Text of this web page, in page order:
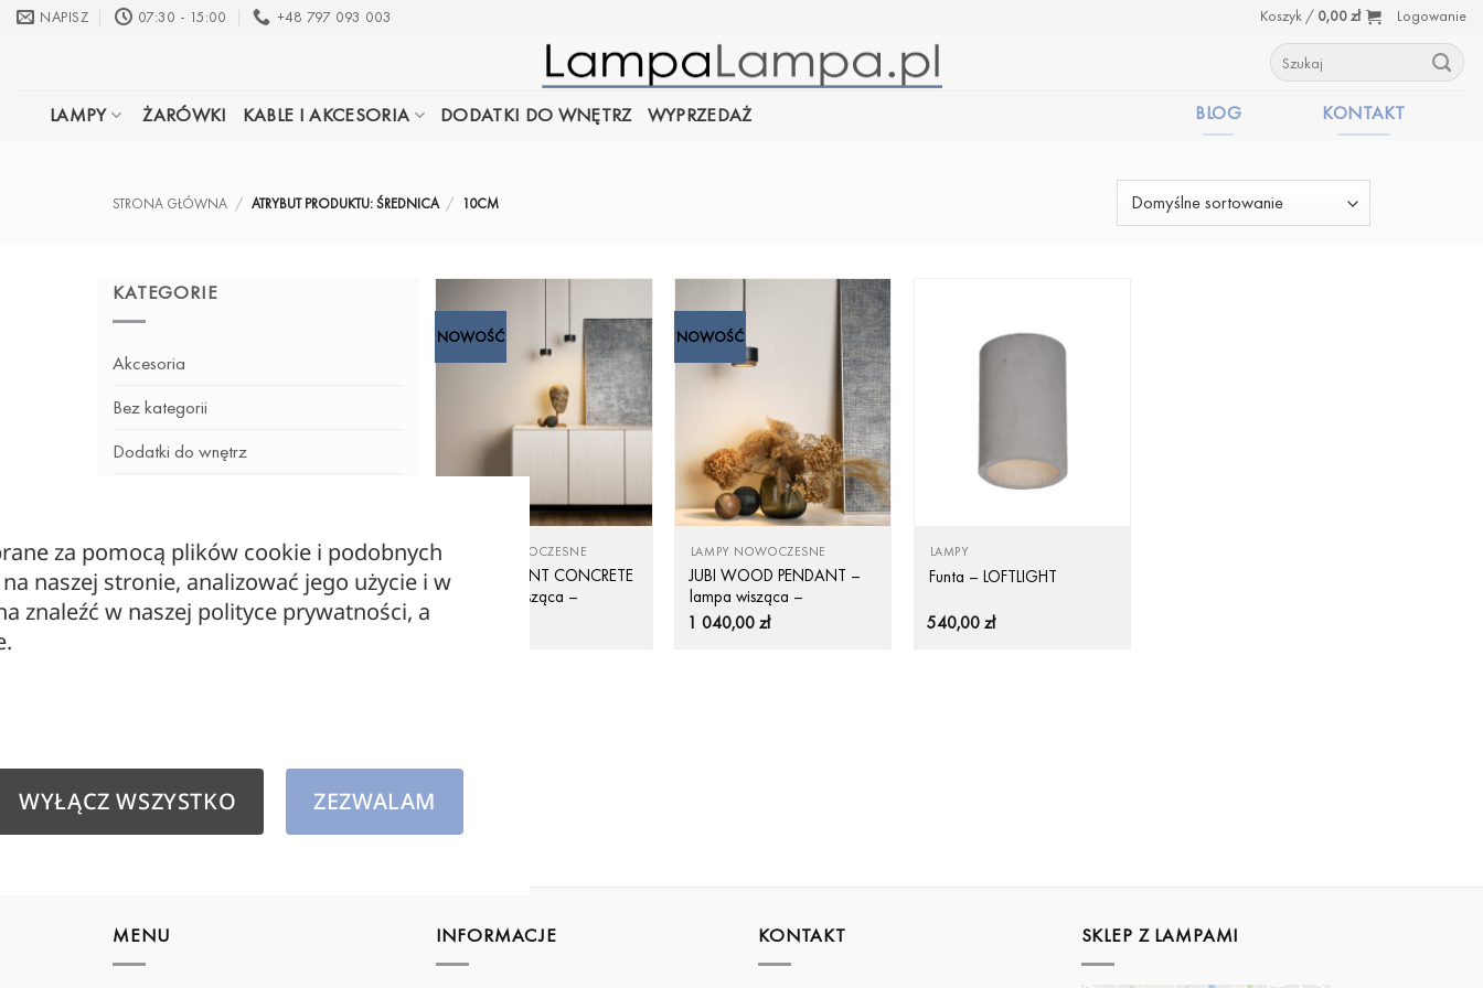
PrzewińNAPISZ 07:30 - 15:00 +48 797 093 003 Koszyk / 0,00zł
Logowanie
Szukaj:
LAMPY ŻARÓWKI KABLE I AKCESORIA DODATKI DO WNĘTRZ WYPRZEDAŻ BLOG KONTAKT
STRONA GŁÓWNA / ATRYBUT PRODUKTU: ŚREDNICA / 10CM
KATEGORIE
Akcesoria
Bez kategorii
Dodatki do wnętrz
Meble
Meble drewniane
Żarówki dekoracyjne
NOWOŚĆ
LAMPY NOWOCZESNE
JUBI PENDANT CONCRETE
– lampa wisząca –
NOWOŚĆ
LAMPY NOWOCZESNE
JUBI WOOD PENDANT –
lampa wisząca –
LOFTLIGHT
1 040,00 zł
LAMPY
Funta – LOFTLIGHT
540,00 zł
MENU INFORMACJE KONTAKT SKLEP Z LAMPAMI
za pomocą plików cookie i podobnych
naszej stronie, analizować jego użycie i w
znaleźć w naszej polityce prywatności, a
WYŁĄCZ WSZYSTKO ZEZWALAM